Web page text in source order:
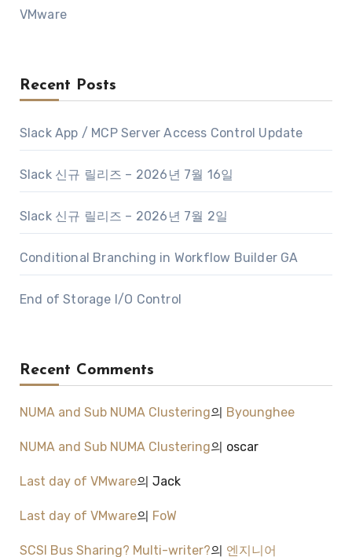
VMware
Recent Posts
Slack App / MCP Server Access Control Update
Slack 신규 릴리즈 – 2026년 7월 16일
Slack 신규 릴리즈 – 2026년 7월 2일
Conditional Branching in Workflow Builder GA
End of Storage I/O Control
Recent Comments
NUMA and Sub NUMA Clustering의 Byounghee
NUMA and Sub NUMA Clustering의 oscar
Last day of VMware의 Jack
Last day of VMware의 FoW
SCSI Bus Sharing? Multi-writer?의 엔지니어